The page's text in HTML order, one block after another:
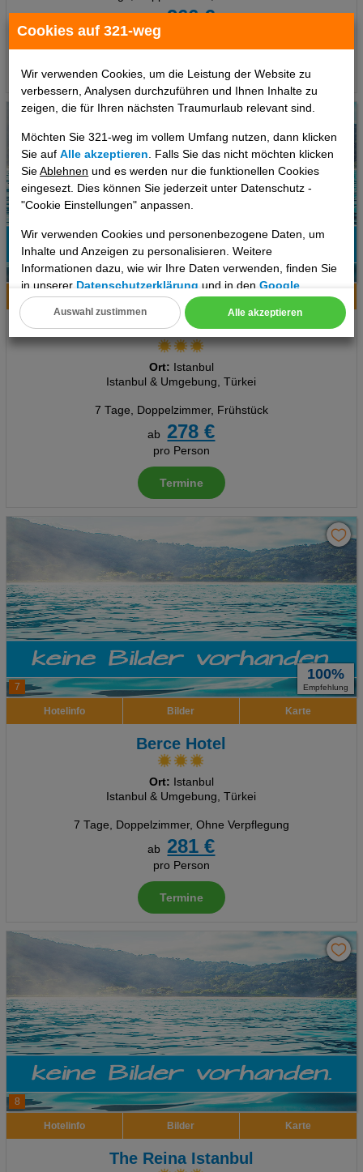
Cookies auf 321-weg
Wir verwenden Cookies, um die Leistung der Website zu
verbessern, Analysen durchzuführen und Ihnen Inhalte zu
zeigen, die für Ihren nächsten Traumurlaub relevant sind.
Möchten Sie 321-weg im vollem Umfang nutzen, dann klicken
Sie aufAlle akzeptieren . Falls Sie das nicht möchten klicken
SieAblehnen und es werden nur die funktionellen Cookies
eingesezt. Dies können Sie jederzeit unter Datenschutz -
"Cookie Einstellungen" anpassen.
Wir verwenden Cookies und personenbezogene Daten, um
Inhalte und Anzeigen zu personalisieren. Weitere
Informationen dazu, wie wir Ihre Daten verwenden, finden Sie
in unsererDatenschutzerklärung und in denGoogle
Datenschutz- und Nutzungsbedingungen
Cookie Einstellungen
Alle akzeptieren
Auswahl zustimmen
266 €
pro Person
Termine
Hotelinfo Bilder Karte
Alfa
Ort: Istanbul
Istanbul & Umgebung, Türkei
7 Tage, Doppelzimmer, Frühstück
ab
278 €
pro Person
Termine
7
100%
Empfehlung
Hotelinfo Bilder Karte
Berce Hotel
Ort: Istanbul
Istanbul & Umgebung, Türkei
7 Tage, Doppelzimmer, Ohne Verpflegung
ab
281 €
pro Person
Termine
8
Hotelinfo Bilder Karte
The Reina Istanbul